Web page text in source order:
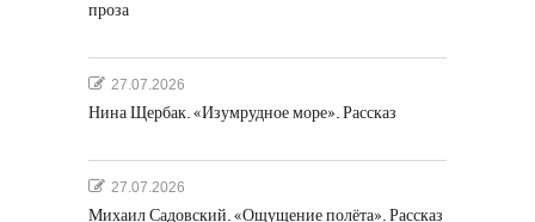
проза
27.07.2026
Нина Щербак. «Изумрудное море». Рассказ
27.07.2026
Михаил Садовский. «Ощущение полёта». Рассказ